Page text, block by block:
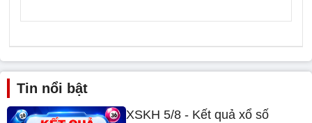
Tin nổi bật
XSKH 5/8 - Kết quả xổ số